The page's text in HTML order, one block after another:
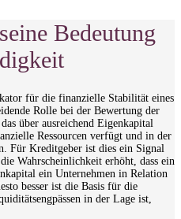
Bedeutung
für die finanzielle Stabilität eines
Rolle bei der Bewertung der
über ausreichend Eigenkapital
Ressourcen verfügt und in der
Für Kreditgeber ist dies ein Signal
Wahrscheinlichkeit erhöht, dass ein
ein Unternehmen in Relation
besser ist die Basis für die
in der Lage ist,